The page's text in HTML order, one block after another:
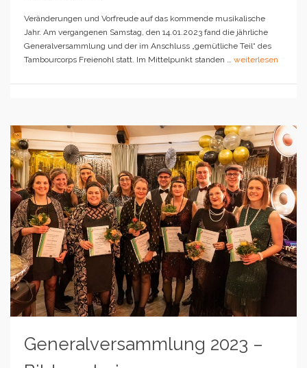
Veränderungen und Vorfreude auf das kommende musikalische
Jahr. Am vergangenen Samstag, den 14.01.2023 fand die jährliche
Generalversammlung und der im Anschluss „gemütliche Teil“ des
Tambourcorps Freienohl statt. Im Mittelpunkt standen … weiterlesen
Generalversammlung 2023 –